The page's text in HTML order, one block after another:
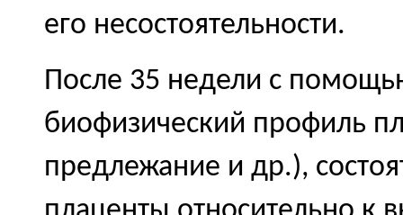
его несостоятельности.
После 35 недели с
биофизический профиль
предлежание и др.),